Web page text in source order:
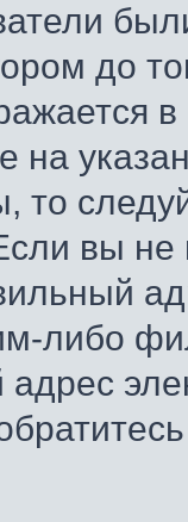
до
то
вы
либо